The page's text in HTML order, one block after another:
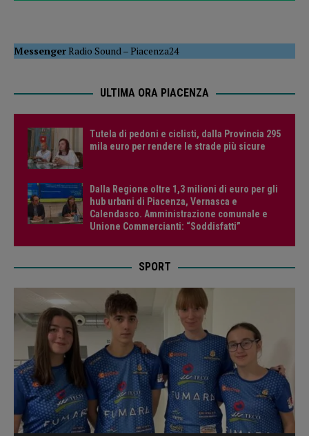
MessengerRadio Sound –Piacenza24
ULTIMA ORA PIACENZA
Tutela di pedoni e ciclisti, dalla Provincia 295
mila euro per rendere le strade più sicure
Dalla Regione oltre 1,3 milioni di euro per gli
hub urbani di Piacenza, Vernasca e
Calendasco. Amministrazione comunale e
Unione Commercianti: “Soddisfatti”
SPORT